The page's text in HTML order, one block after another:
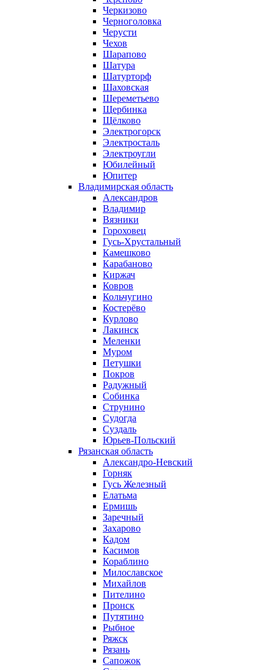
Черкизово
Черноголовка
Черусти
Чехов
Шарапово
Шатура
Шатурторф
Шаховская
Шереметьево
Щербинка
Щёлково
Электрогорск
Электросталь
Электроугли
Юбилейный
Юпитер
Владимирская область
Александров
Владимир
Вязники
Гороховец
Гусь-Хрустальный
Камешково
Карабаново
Киржач
Ковров
Кольчугино
Костерёво
Курлово
Лакинск
Меленки
Муром
Петушки
Покров
Радужный
Собинка
Струнино
Судогда
Суздаль
Юрьев-Польский
Рязанская область
Александро-Невский
Горняк
Гусь Железный
Елатьма
Ермишь
Заречный
Захарово
Кадом
Касимов
Кораблино
Милославское
Михайлов
Пителино
Пронск
Путятино
Рыбное
Ряжск
Рязань
Сапожок